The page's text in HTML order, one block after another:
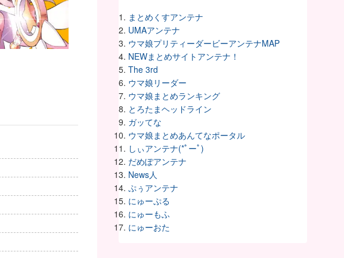
まとめくすアンテナ
UMAアンテナ
ウマ娘プリティーダービーアンテナMAP
NEWまとめサイトアンテナ！
The 3rd
ウマ娘リーダー
ウマ娘まとめランキング
とろたまヘッドライン
ガッてな
ウマ娘まとめあんてなポータル
しぃアンテナ(*ﾟーﾟ)
だめぽアンテナ
News人
ぷぅアンテナ
にゅーぷる
にゅーもふ
にゅーおた